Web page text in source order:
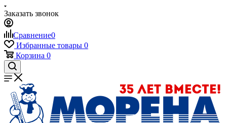
Заказать звонок
Сравнение0
Избранные товары 0
Корзина 0